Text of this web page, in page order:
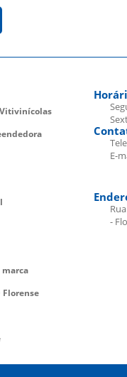
Florense
E-
-